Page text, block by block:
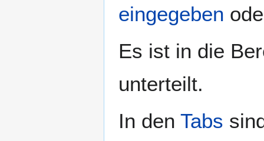
eingegeben
Es ist in die
unterteilt.
In den Tabs